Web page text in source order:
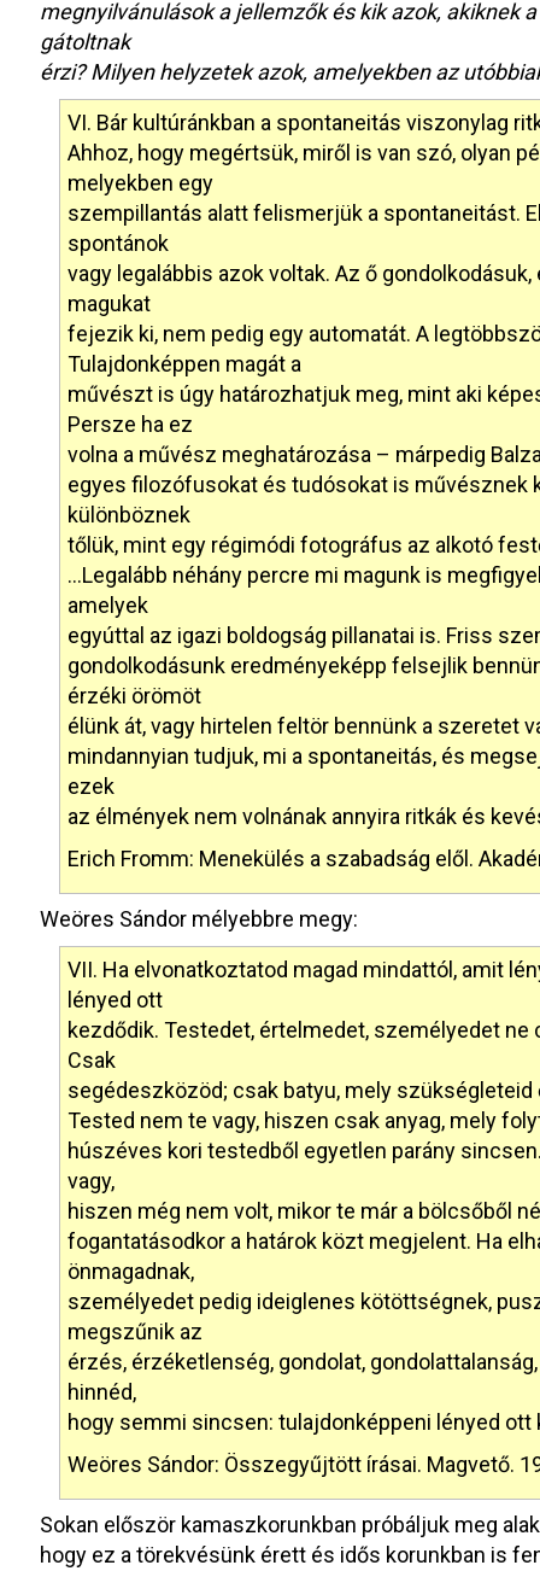
megnyilvánulások a jellemzők és kik azok, akiknek
gátoltnak
érzi? Milyen helyzetek azok, amelyekben az
VI. Bár kultúránkban a spontaneitás viszonylag
Ahhoz, hogy megértsük, miről is van szó, olyan
melyekben egy
szempillantás alatt felismerjük a spontaneitást.
spontánok
vagy legalábbis azok voltak. Az ő
magukat
fejezik ki, nem pedig egy automatát. A
Tulajdonképpen magát a
művészt is úgy határozhatjuk meg, mint aki
Persze ha ez
volna a művész meghatározása – márpedig
egyes filozófusokat és tudósokat is művésznek
különböznek
tőlük, mint egy régimódi fotográfus az alkotó
…Legalább néhány percre mi magunk is
amelyek
egyúttal az igazi boldogság pillanatai is. Friss
gondolkodásunk eredményeképp felsejlik
érzéki örömöt
élünk át, vagy hirtelen feltör bennünk a szeretet
mindannyian tudjuk, mi a spontaneitás, és
ezek
az élmények nem volnának annyira ritkák és
Erich Fromm: Menekülés a szabadság elől.
Weöres Sándor mélyebbre megy:
VII. Ha elvonatkoztatod magad mindattól, amit
lényed ott
kezdődik. Testedet, értelmedet, személyedet
Csak
segédeszközöd; csak batyu, mely
Tested nem te vagy, hiszen csak anyag, mely
húszéves kori testedből egyetlen parány
vagy,
hiszen még nem volt, mikor te már a bölcsőből
fogantatásodkor a határok közt megjelent. Ha
önmagadnak,
személyedet pedig ideiglenes kötöttségnek,
megszűnik az
érzés, érzéketlenség, gondolat,
hinnéd,
hogy semmi sincsen: tulajdonképpeni lényed ott
Weöres Sándor: Összegyűjtött írásai. Magvető.
Sokan először kamaszkorunkban próbáljuk meg
hogy ez a törekvésünk érett és idős korunkban is